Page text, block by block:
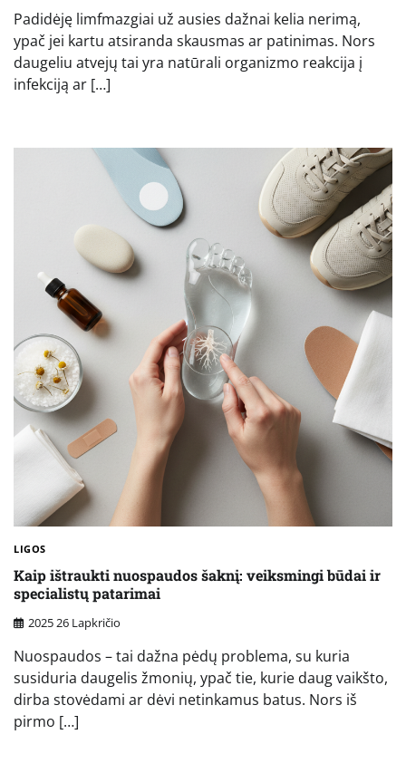
Padidėję limfmazgiai už ausies dažnai kelia nerimą,
ypač jei kartu atsiranda skausmas ar patinimas. Nors
daugeliu atvejų tai yra natūrali organizmo reakcija į
infekciją ar […]
LIGOS
Kaip ištraukti nuospaudos šaknį: veiksmingi būdai ir
specialistų patarimai
2025 26 Lapkričio
Nuospaudos – tai dažna pėdų problema, su kuria
susiduria daugelis žmonių, ypač tie, kurie daug vaikšto,
dirba stovėdami ar dėvi netinkamus batus. Nors iš
pirmo […]